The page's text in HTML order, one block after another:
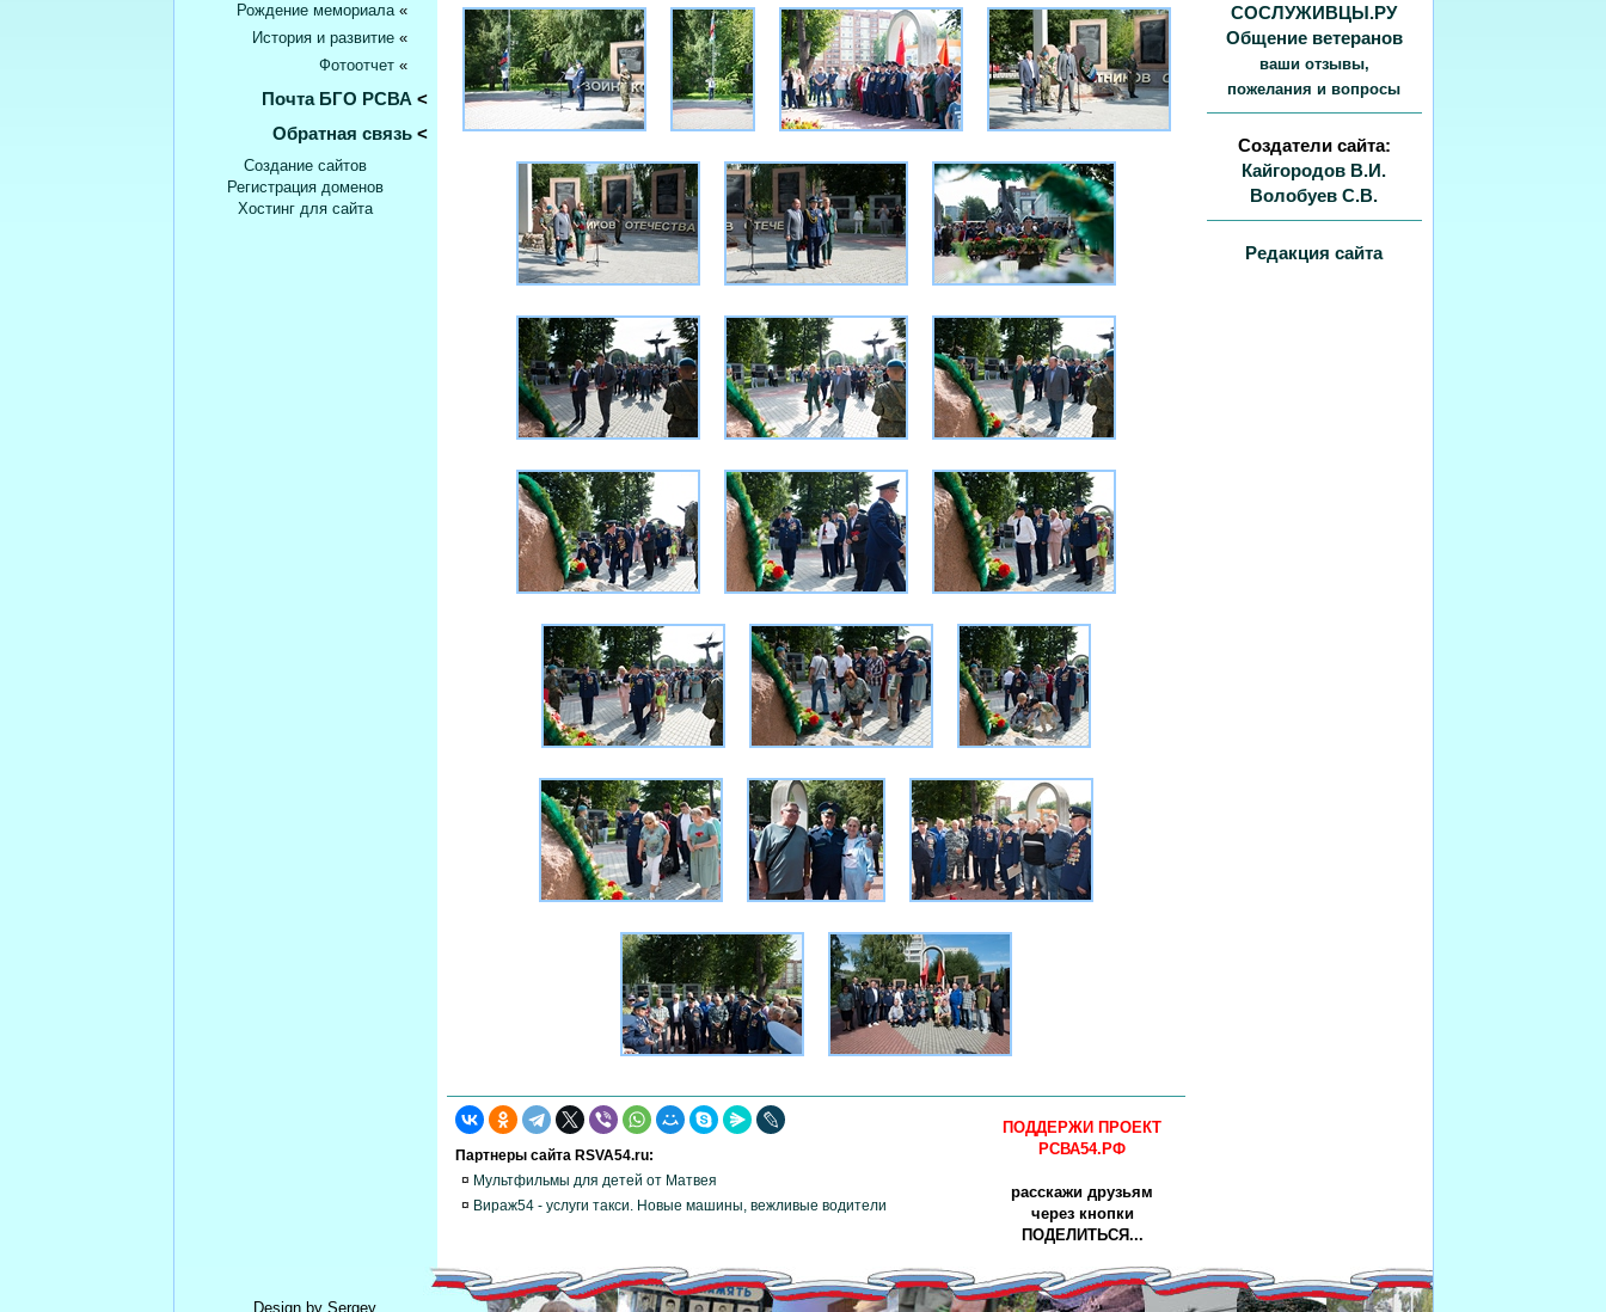
Рождение мемориала«
История и развитие«
Фотоотчет«
Почта БГО РСВА <
Обратная связь<
Создание сайтов
Регистрация доменов
Хостинг для сайта
Партнеры сайта RSVA54.ru:
¤ Мультфильмы для детей от Матвея
¤ Вираж54 - услуги такси. Новые машины, вежливые водители
ПОДДЕРЖИ ПРОЕКТ
РСВА54.РФ
расскажи друзьям
через кнопки
ПОДЕЛИТЬСЯ...
СОСЛУЖИВЦЫ.РУ
Общение ветеранов
ваши отзывы,
пожелания и вопросы
Создатели сайта:
Кайгородов В.И.
Волобуев С.В.
Редакция сайта
Design by Sergey